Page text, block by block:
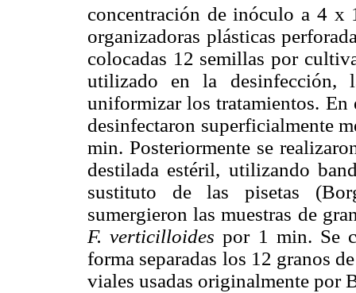
concentración de inóculo a 4 x
organizadoras plásticas
colocadas 12 semillas por
utilizado en la desinfección,
uniformizar los tratamientos. En
desinfectaron superficialmente
min. Posteriormente se
destilada estéril, utilizando
sustituto de las pisetas
sumergieron las muestras de
F. verticilloidespor 1 min. Se
forma separadas los 12 granos
viales usadas originalmente por